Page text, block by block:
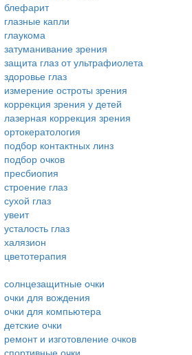
блефарит
глазные капли
глаукома
затуманивание зрения
защита глаз от ультрафиолета
здоровье глаз
измерение остроты зрения
коррекция зрения у детей
лазерная коррекция зрения
ортокератология
подбор контактных линз
подбор очков
пресбиопия
строение глаз
сухой глаз
увеит
усталость глаз
халязион
цветотерапия
солнцезащитные очки
очки для вождения
очки для компьютера
детские очки
ремонт и изготовление очков